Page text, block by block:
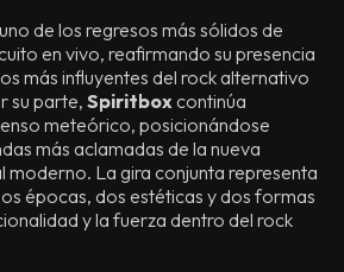
de los regresos más sólidos de
en vivo, reafirmando su presencia
más influyentes del rock alternativo
su parte, Spiritbox continúa
meteórico, posicionándose
más aclamadas de la nueva
moderno. La gira conjunta representa
épocas, dos estéticas y dos formas
y la fuerza dentro del rock